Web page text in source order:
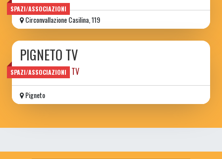
SPAZI/ASSOCIAZIONI
Circonvallazione Casilina, 119
SPAZI/ASSOCIAZIONI
PIGNETO TV
network | canale TV
Pigneto